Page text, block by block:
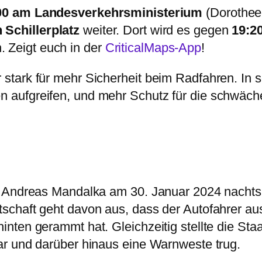
am Landesverkehrsministerium
Schillerplatzweiter. Dort wird es gegen
Zeigt euch in der CriticalMaps-App!
für mehr Sicherheit beim Radfahren. In
aufgreifen, und mehr Schutz für die
Mandalka am 30. Januar 2024
geht davon aus, dass der Autofahrer
gerammt hat. Gleichzeitig stellte die
und darüber hinaus eine Warnweste trug.